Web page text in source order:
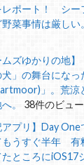
レポート！ シー
菜事情は厳しい。
ムズゆかりの地
犬」の舞台になっ
」。荒涼
。
38件のビュー
アプリ】Day
もうすぐ半年 有
ところにiOS17